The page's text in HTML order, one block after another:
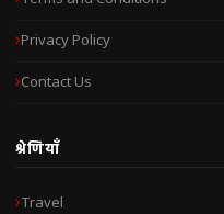
Privacy Policy
Contact Us
श्रेणियाँ
Travel